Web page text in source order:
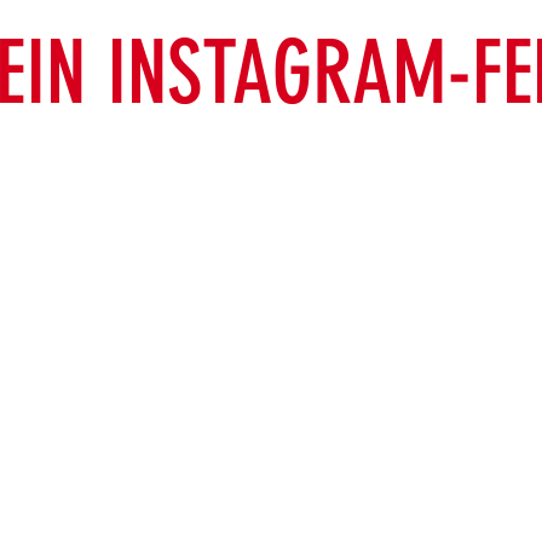
INSTAGRAM-